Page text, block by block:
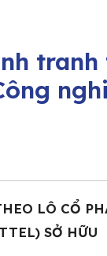
tranh
LÔ CỔ
SỞ HỮU